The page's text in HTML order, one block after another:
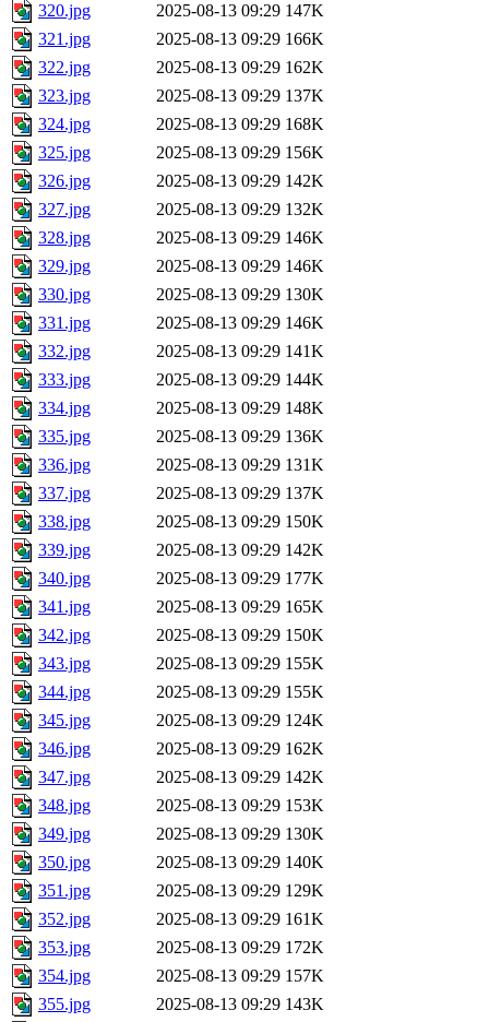
320.jpg
2025-08-13 09:29 147K
321.jpg
2025-08-13 09:29 166K
322.jpg
2025-08-13 09:29 162K
323.jpg
2025-08-13 09:29 137K
324.jpg
2025-08-13 09:29 168K
325.jpg
2025-08-13 09:29 156K
326.jpg
2025-08-13 09:29 142K
327.jpg
2025-08-13 09:29 132K
328.jpg
2025-08-13 09:29 146K
329.jpg
2025-08-13 09:29 146K
330.jpg
2025-08-13 09:29 130K
331.jpg
2025-08-13 09:29 146K
332.jpg
2025-08-13 09:29 141K
333.jpg
2025-08-13 09:29 144K
334.jpg
2025-08-13 09:29 148K
335.jpg
2025-08-13 09:29 136K
336.jpg
2025-08-13 09:29 131K
337.jpg
2025-08-13 09:29 137K
338.jpg
2025-08-13 09:29 150K
339.jpg
2025-08-13 09:29 142K
340.jpg
2025-08-13 09:29 177K
341.jpg
2025-08-13 09:29 165K
342.jpg
2025-08-13 09:29 150K
343.jpg
2025-08-13 09:29 155K
344.jpg
2025-08-13 09:29 155K
345.jpg
2025-08-13 09:29 124K
346.jpg
2025-08-13 09:29 162K
347.jpg
2025-08-13 09:29 142K
348.jpg
2025-08-13 09:29 153K
349.jpg
2025-08-13 09:29 130K
350.jpg
2025-08-13 09:29 140K
351.jpg
2025-08-13 09:29 129K
352.jpg
2025-08-13 09:29 161K
353.jpg
2025-08-13 09:29 172K
354.jpg
2025-08-13 09:29 157K
355.jpg
2025-08-13 09:29 143K